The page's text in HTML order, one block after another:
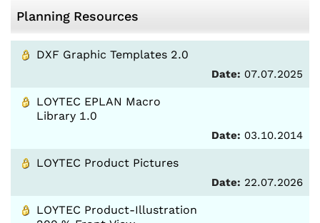
Planning Resources
DXF Graphic Templates 2.0
Date: 07.07.2025
LOYTEC EPLAN Macro
Library 1.0
Date: 03.10.2014
LOYTEC Product Pictures
Date: 22.07.2026
LOYTEC Product-Illustration